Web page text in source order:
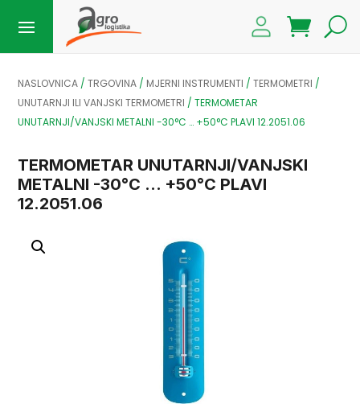
NASLOVNICA /TRGOVINA / MJERNI INSTRUMENTI /TERMOMETRI /
UNUTARNJI ILI VANJSKI TERMOMETRI /TERMOMETAR
UNUTARNJI/VANJSKI METALNI -30°C … +50°C PLAVI 12.2051.06
TERMOMETAR UNUTARNJI/VANJSKI
METALNI -30°C … +50°C PLAVI
12.2051.06